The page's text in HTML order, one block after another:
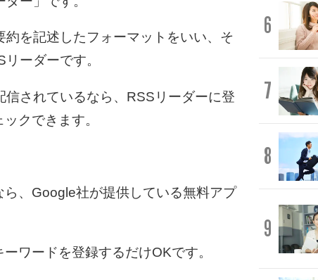
を記述したフォーマットをいい、そ
ーダーです。
されているなら、RSSリーダーに登
クできます。
、Google社が提供している無料アプ
ワードを登録するだけOKです。
6
7
8
9